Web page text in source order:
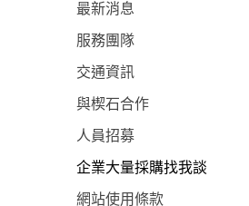
最新消息
服務團隊
交通資訊
與楔石合作
人員招募
企業大量採購找我談
網站使用條款